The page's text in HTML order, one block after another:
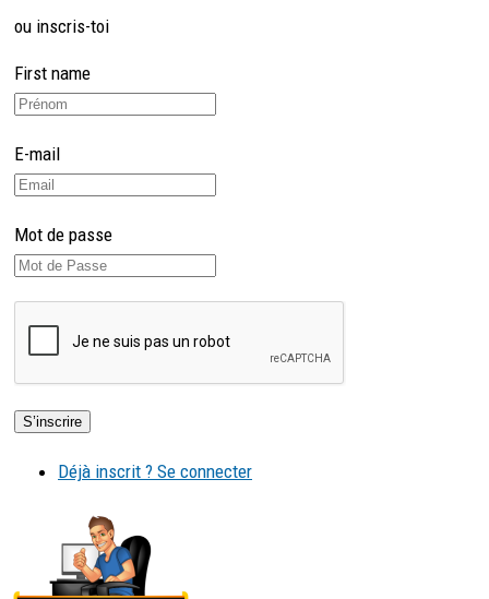
ou inscris-toi
First name
E-mail
Mot de passe
Déjà inscrit ? Se connecter